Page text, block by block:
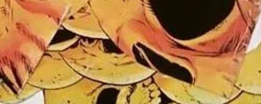
Parte de lo que me influye son
u opacas, la música también
realizar un collage.
Redes sociales
Instagram